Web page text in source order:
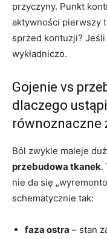
przyczyny. Punkt
aktywności pierwszy
sprzed kontuzji?
wykładniczo.
Gojenie vs
dlaczego
równoznaczne
Ból zwykle maleje
przebudowa tkanek.
nie da się
schematycznie tak:
faza ostra – stan